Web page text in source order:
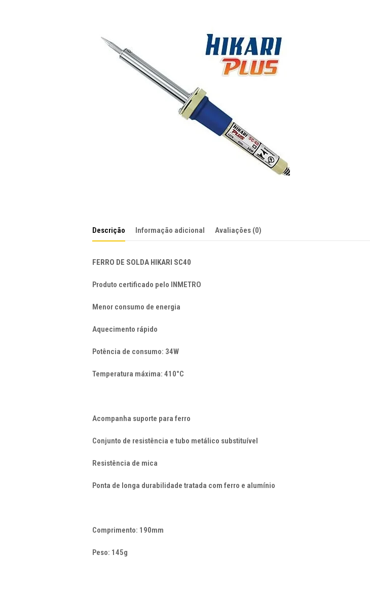
Descrição Informação adicional Avaliações (0)
FERRO DE SOLDA HIKARI SC40
Produto certificado pelo INMETRO
Menor consumo de energia
Aquecimento rápido
Potência de consumo: 34W
Temperatura máxima: 410°C
Acompanha suporte para ferro
Conjunto de resistência e tubo metálico substituível
Resistência de mica
Ponta de longa durabilidade tratada com ferro e alumínio
Comprimento: 190mm
Peso: 145g